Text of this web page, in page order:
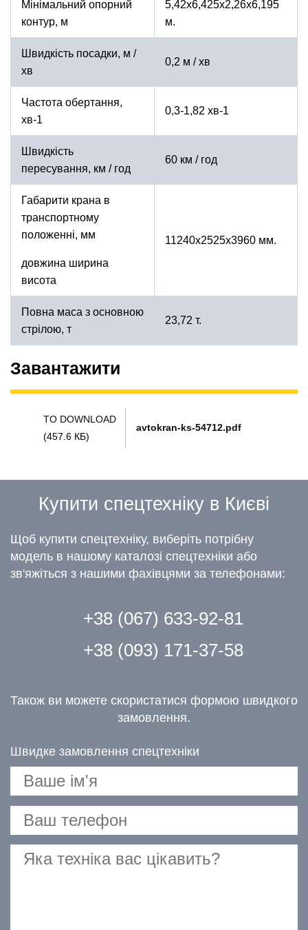
Мінімальний опорний
контур, м
5,42x6,425x2,26x6,195
м.
Швидкість посадки, м /
хв
0,2 м / хв
Частота обертання,
хв-1
0,3-1,82 хв-1
Швидкість
пересування, км / год
60 км / год
Габарити крана в
транспортному
положенні, мм
довжина ширина
висота
11240x2525х3960 мм.
Повна маса з основною
стрілою, т
23,72 т.
Завантажити
TO DOWNLOAD
(457.6 КБ)
avtokran-ks-54712.pdf
Купити спецтехніку в Києві
Щоб купити спецтехніку, виберіть потрібну
модель в нашому каталозі спецтехніки або
зв'яжіться з нашими фахівцями за телефонами:
+38 (067) 633-92-81
+38 (093) 171-37-58
Також ви можете скористатися формою швидкого
замовлення.
Швидке замовлення спецтехніки